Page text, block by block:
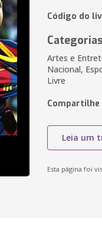
Código do
Categorias
Artes e
Nacional,
Livre
Leia um
Esta página foi